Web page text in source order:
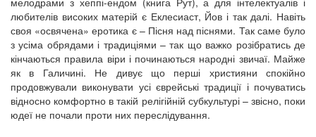
любителів високих матерій є Еклесиаст, Йов і так далі. Навіть
своя «освячена» еротика є – Пісня над піснями. Так саме було
з усіма обрядами і традиціями – так що важко розібратись де
кінчаються правила віри і починаються народні звичаї. Майже
як в Галичині. Не дивує що перші християни спокійно
продовжували виконувати усі єврейські традиції і почуватись
відносно комфортно в такій релігійній субкультурі – звісно, поки
юдеї не почали проти них переслідування.